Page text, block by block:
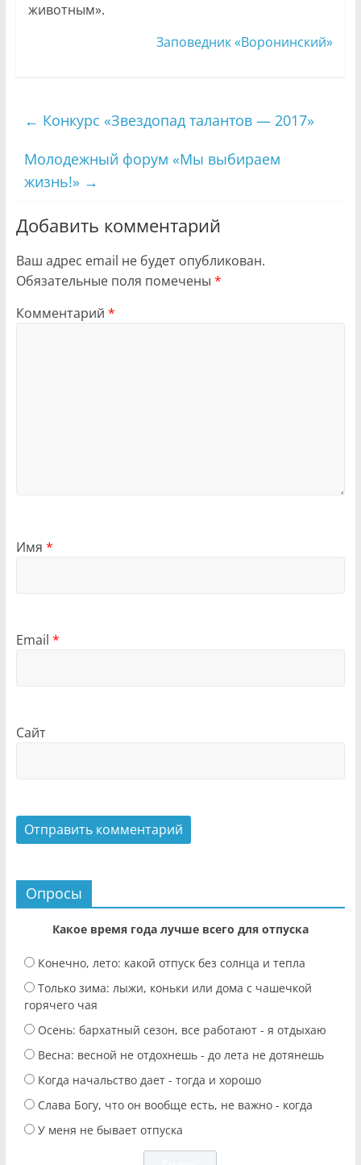
животным».
Заповедник «Воронинский»
← Конкурс «Звездопад талантов — 2017»
Молодежный форум «Мы выбираем
жизнь!» →
Добавить комментарий
Ваш адрес email не будет опубликован.
Обязательные поля помечены *
Комментарий *
Имя *
Email *
Сайт
Опросы
Какое время года лучше всего для отпуска
Конечно, лето: какой отпуск без солнца и тепла
Только зима: лыжи, коньки или дома с чашечкой
горячего чая
Осень: бархатный сезон, все работают - я отдыхаю
Весна: весной не отдохнешь - до лета не дотянешь
Когда начальство дает - тогда и хорошо
Слава Богу, что он вообще есть, не важно - когда
У меня не бывает отпуска